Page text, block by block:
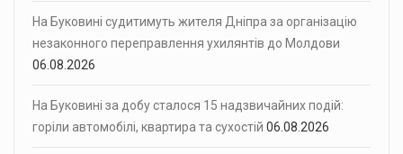
На Буковині судитимуть жителя Дніпра за організацію
незаконного переправлення ухилянтів до Молдови
06.08.2026
На Буковині за добу сталося 15 надзвичайних подій:
горіли автомобілі, квартира та сухостій 06.08.2026